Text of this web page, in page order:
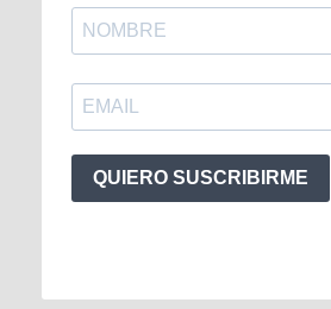
QUIERO SUSCRIBIRME